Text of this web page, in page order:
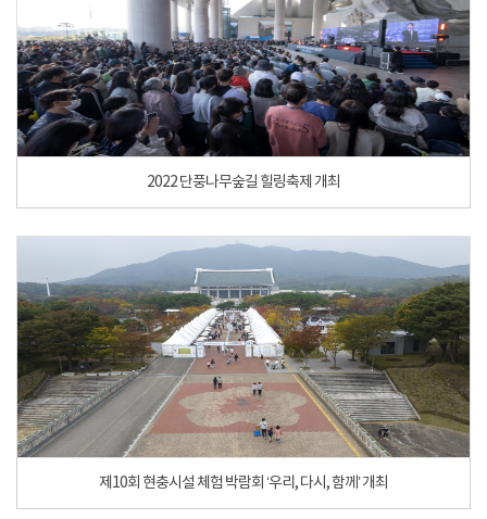
2022 단풍나무숲길 힐링축제 개최
제10회 현충시설 체험 박람회 ‘우리, 다시, 함께’ 개최